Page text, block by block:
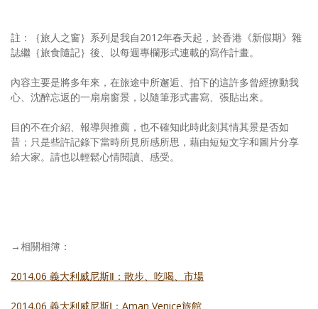
註：｛旅人之窗｝系列是我自2012年春天起，於香港《新假期》雜
誌繼｛旅食隨記｝後、以每週專欄形式連載的寫作計畫。
內容主要是將多年來，在旅途中所邂逅、拍下的這許多曾經撩動我
心、沈醉忘返的一扇扇窗景，以隨筆形式書寫、張貼出來。
目的不在介紹、報導與推薦，也不確知此時此刻其情其景是否如
昔；只是些許記錄下當時所見所感所思，藉由短短文字和圖片分享
給大家。請也以輕鬆心情閱讀、感受。
→相關相簿：
2014.06 義大利威尼斯Ⅱ：散步、吃喝、市場
2014.06 義大利威尼斯Ⅰ：Aman Venice旅館